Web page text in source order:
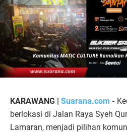
KARAWANG | Suarana.com -
berlokasi di Jalan Raya Syeh
Lamaran, menjadi pilihan